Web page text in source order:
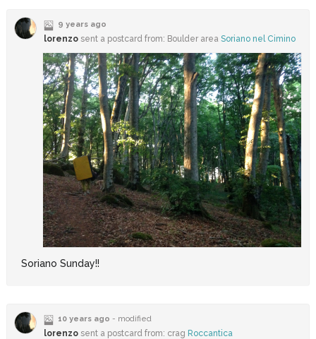
9 years ago
lorenzo sent a postcard from: Boulder area Soriano nel Cimino
Soriano Sunday!!
10 years ago - modified
lorenzo sent a postcard from: crag Roccantica